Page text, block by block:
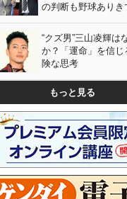
の判断も野球ありき
“クズ男”三山凌輝は
か？「運命」を信じ
険な思考
もっと見る